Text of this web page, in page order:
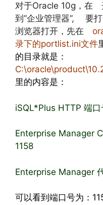
对于Oracle 10g，在
到”企业管理器”, 要打
浏览器打开，先在
录下的portlist.ini文件
的目录就是：
里的内容是：
iSQL*Plus HTTP 端
Enterprise Manager
1158
Enterprise Manager
可以看到端口号为：